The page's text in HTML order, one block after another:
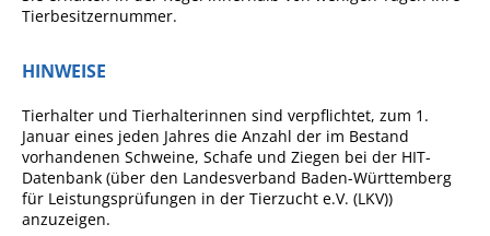
Dorfflohmarkt
Fan-Shop
Tierbesitzernummer.
HINWEISE
Tierhalter und Tierhalterinnen sind verpflichtet, zum 1.
Januar eines jeden Jahres die Anzahl der im Bestand
vorhandenen Schweine, Schafe und Ziegen bei der HIT-
Datenbank (über den Landesverband Baden-Württemberg
für Leistungsprüfungen in der Tierzucht e.V. (LKV))
anzuzeigen.